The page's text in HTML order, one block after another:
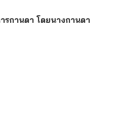
รกานดา โดยนางกานดา